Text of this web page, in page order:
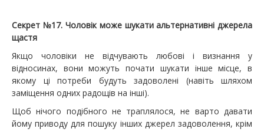
Секрет №17. Чоловік може шукати альтернативні джерела
щастя
Якщо чоловіки не відчувають любові і визнання у
відносинах, вони можуть почати шукати інше місце, в
якому ці потреби будуть задоволені (навіть шляхом
заміщення одних радощів на інші).
Щоб нічого подібного не траплялося, не варто давати
йому приводу для пошуку інших джерел задоволення, крім